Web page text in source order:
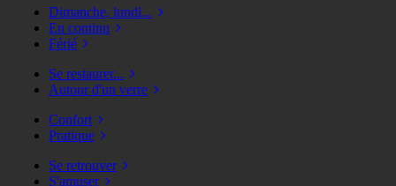
Dimanche, lundi...
En continu
Férié
Se restaurer...
Autour d'un verre
Confort
Pratique
Se retrouver
S'amuser